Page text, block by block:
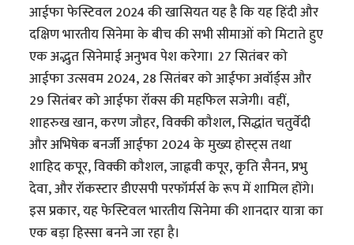
आईफा फेस्टिवल 2024 की खासियत यह है कि यह हिंदी और
दक्षिण भारतीय सिनेमा के बीच की सभी सीमाओं को मिटाते हुए
एक अद्भुत सिनेमाई अनुभव पेश करेगा। 27 सितंबर को
आईफा उत्सवम 2024, 28 सितंबर को आईफा अवॉर्ड्स और
29 सितंबर को आईफा रॉक्स की महफिल सजेगी। वहीं,
शाहरुख खान, करण जौहर, विक्की कौशल, सिद्धांत चतुर्वेदी
और अभिषेक बनर्जी आईफा 2024 के मुख्य होस्ट्स तथा
शाहिद कपूर, विक्की कौशल, जाह्नवी कपूर, कृति सैनन, प्रभु
देवा, और रॉकस्टार डीएसपी परफॉर्मर्स के रूप में शामिल होंगे।
इस प्रकार, यह फेस्टिवल भारतीय सिनेमा की शानदार यात्रा का
एक बड़ा हिस्सा बनने जा रहा है।